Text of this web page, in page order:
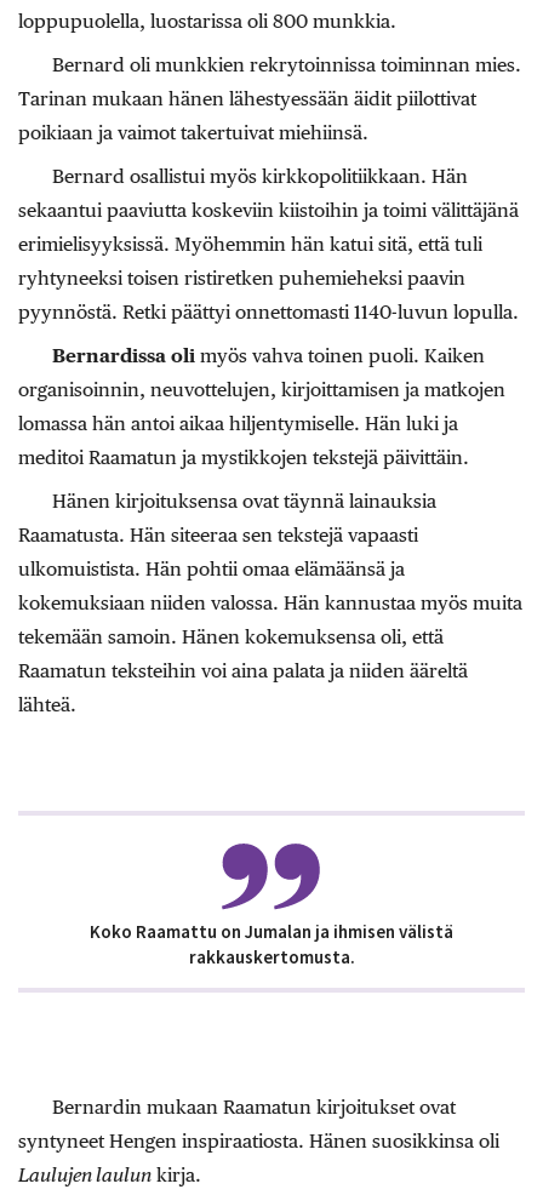
loppupuolella, luostarissa oli 800 munkkia.
Bernard oli munkkien rekrytoinnissa toiminnan mies.
Tarinan mukaan hänen lähestyessään äidit piilottivat
poikiaan ja vaimot takertuivat miehiinsä.
Bernard osallistui myös kirkkopolitiikkaan. Hän
sekaantui paaviutta koskeviin kiistoihin ja toimi välittäjänä
erimielisyyksissä. Myöhemmin hän katui sitä, että tuli
ryhtyneeksi toisen ristiretken puhemieheksi paavin
pyynnöstä. Retki päättyi onnettomasti 1140-luvun lopulla.
Bernardissa oli myös vahva toinen puoli. Kaiken
organisoinnin, neuvottelujen, kirjoittamisen ja matkojen
lomassa hän antoi aikaa hiljentymiselle. Hän luki ja
meditoi Raamatun ja mystikkojen tekstejä päivittäin.
Hänen kirjoituksensa ovat täynnä lainauksia
Raamatusta. Hän siteeraa sen tekstejä vapaasti
ulkomuistista. Hän pohtii omaa elämäänsä ja
kokemuksiaan niiden valossa. Hän kannustaa myös muita
tekemään samoin. Hänen kokemuksensa oli, että
Raamatun teksteihin voi aina palata ja niiden ääreltä
lähteä.
Koko Raamattu on Jumalan ja ihmisen välistä
rakkauskertomusta.
Bernardin mukaan Raamatun kirjoitukset ovat
syntyneet Hengen inspiraatiosta. Hänen suosikkinsa oli
Laulujen laulun kirja.